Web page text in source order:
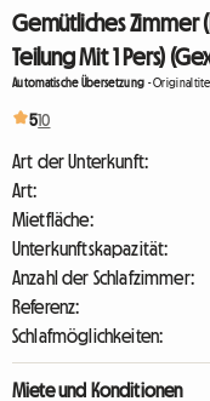
Gemütliches Zimmer
Teilung Mit 1 Pers)
Automatische Übersetzung -Originaltitel
510
Art der Unterkunft:
Art:
Mietfläche:
Unterkunftskapazität:
Anzahl der Schlafzimmer:
Referenz:
Schlafmöglichkeiten:
Miete und Konditionen